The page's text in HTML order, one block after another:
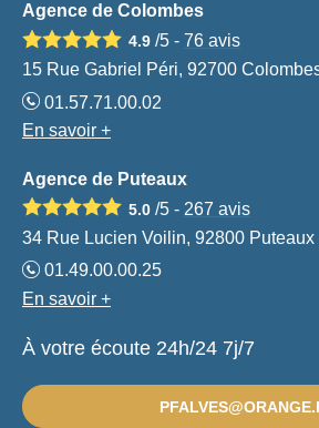
Agence de Colombes
4.9 /5 - 76 avis
15 Rue Gabriel Péri, 92700
01.57.71.00.02
En savoir +
Agence de Puteaux
5.0 /5 - 267 avis
34 Rue Lucien Voilin, 92800 Puteaux
01.49.00.00.25
En savoir +
À votre écoute 24h/24 7j/7